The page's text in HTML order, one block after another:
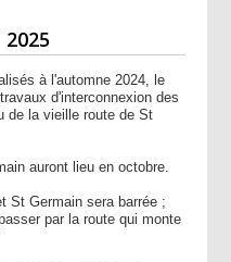
2025
à l'automne 2024, le
d'interconnexion des
de la vieille route de St
auront lieu en octobre.
St Germain sera barrée ;
par la route qui monte